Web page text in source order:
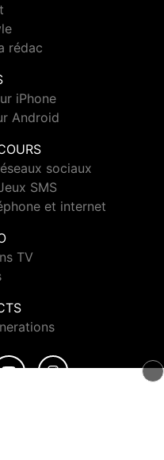
rédac
iPhone
Android
sociaux
SMS
et internet
TV